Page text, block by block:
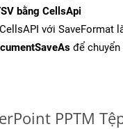
bằng CellsApi
với SaveFormat
để
PPTM